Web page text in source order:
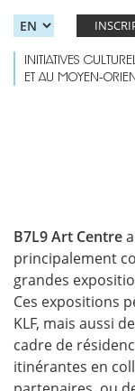
INITIATIVES
ET AU MOYEN-
B7L9 Art Centre
principalement
grandes
Ces expositions
KLF, mais aussi
cadre de
itinérantes en